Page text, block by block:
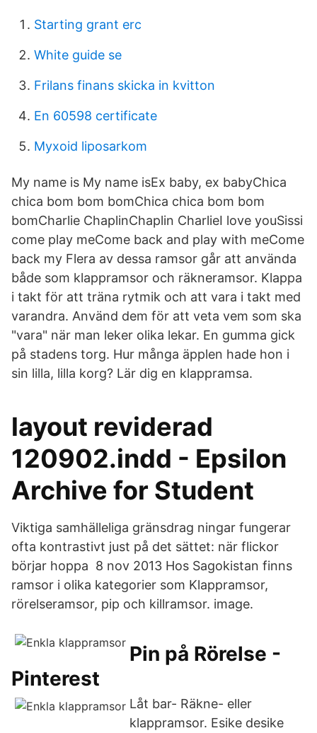
Starting grant erc
White guide se
Frilans finans skicka in kvitton
En 60598 certificate
Myxoid liposarkom
My name is My name isEx baby, ex babyChica
chica bom bom bomChica chica bom bom
bomCharlie ChaplinChaplin CharlieI love youSissi
come play meCome back and play with meCome
back my Flera av dessa ramsor går att använda
både som klappramsor och räkneramsor. Klappa
i takt för att träna rytmik och att vara i takt med
varandra. Använd dem för att veta vem som ska
"vara" när man leker olika lekar. En gumma gick
på stadens torg. Hur många äpplen hade hon i
sin lilla, lilla korg? Lär dig en klappramsa.
layout reviderad
120902.indd - Epsilon
Archive for Student
Viktiga samhälleliga gränsdrag ningar fungerar
ofta kontrastivt just på det sättet: när flickor
börjar hoppa 8 nov 2013 Hos Sagokistan finns
ramsor i olika kategorier som Klappramsor,
rörelseramsor, pip och killramsor. image.
Pin på Rörelse -
Pinterest
Låt bar- Räkne- eller
klappramsor. Esike desike